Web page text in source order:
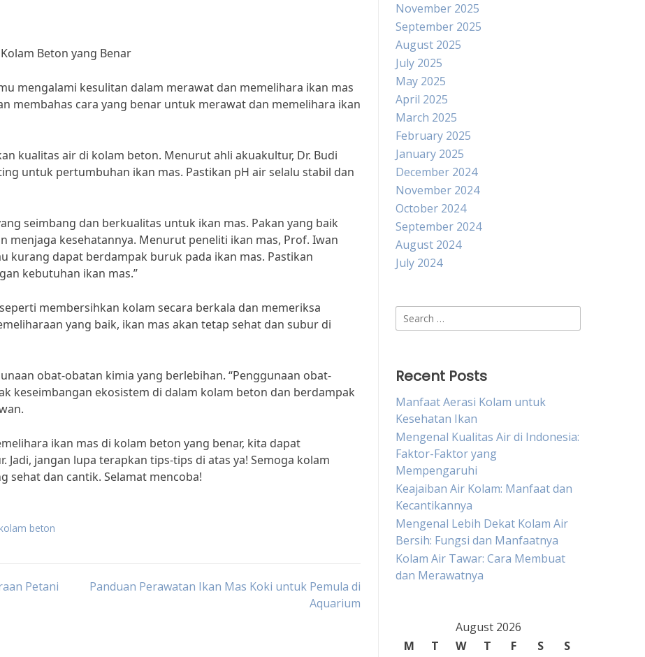
Beton yang Benar
mengalami kesulitan dalam merawat dan memelihara ikan mas
membahas cara yang benar untuk merawat dan memelihara ikan
kualitas air di kolam beton. Menurut ahli akuakultur, Dr. Budi
untuk pertumbuhan ikan mas. Pastikan pH air selalu stabil dan
seimbang dan berkualitas untuk ikan mas. Pakan yang baik
menjaga kesehatannya. Menurut peneliti ikan mas, Prof. Iwan
kurang dapat berdampak buruk pada ikan mas. Pastikan
kebutuhan ikan mas.”
membersihkan kolam secara berkala dan memeriksa
yang baik, ikan mas akan tetap sehat dan subur di
obat-obatan kimia yang berlebihan. “Penggunaan obat-
keseimbangan ekosistem di dalam kolam beton dan berdampak
ikan mas di kolam beton yang benar, kita dapat
Jadi, jangan lupa terapkan tips-tips di atas ya! Semoga kolam
sehat dan cantik. Selamat mencoba!
beton
Petani
Panduan Perawatan Ikan Mas Koki untuk Pemula di
Aquarium
November 2025
September 2025
August 2025
July 2025
May 2025
April 2025
March 2025
February 2025
January 2025
December 2024
November 2024
October 2024
September 2024
August 2024
July 2024
Search
for:
Recent Posts
Manfaat Aerasi Kolam untuk
Kesehatan Ikan
Mengenal Kualitas Air di Indonesia:
Faktor-Faktor yang
Mempengaruhi
Keajaiban Air Kolam: Manfaat dan
Kecantikannya
Mengenal Lebih Dekat Kolam Air
Bersih: Fungsi dan Manfaatnya
Kolam Air Tawar: Cara Membuat
dan Merawatnya
August 2026
M
T W T F S
S